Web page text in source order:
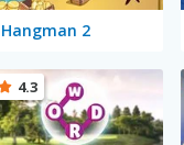
Hangman 2
4.3